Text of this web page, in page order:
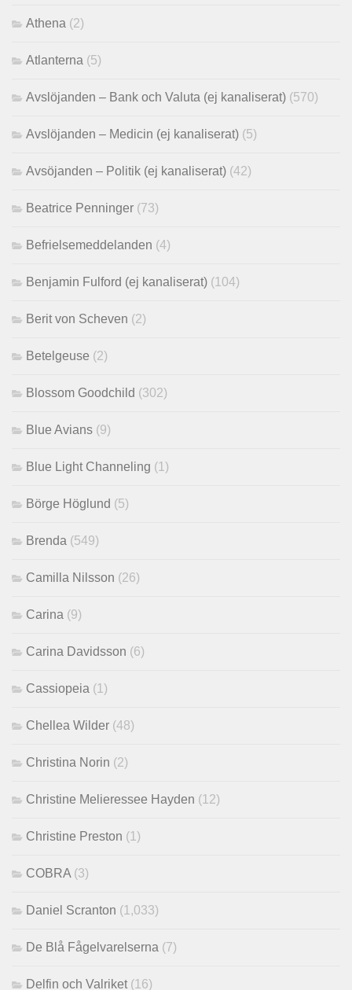
Athena (2)
Atlanterna (5)
Avslöjanden – Bank och Valuta (ej kanaliserat) (570)
Avslöjanden – Medicin (ej kanaliserat) (5)
Avsöjanden – Politik (ej kanaliserat) (42)
Beatrice Penninger (73)
Befrielsemeddelanden (4)
Benjamin Fulford (ej kanaliserat) (104)
Berit von Scheven (2)
Betelgeuse (2)
Blossom Goodchild (302)
Blue Avians (9)
Blue Light Channeling (1)
Börge Höglund (5)
Brenda (549)
Camilla Nilsson (26)
Carina (9)
Carina Davidsson (6)
Cassiopeia (1)
Chellea Wilder (48)
Christina Norin (2)
Christine Melieressee Hayden (12)
Christine Preston (1)
COBRA (3)
Daniel Scranton (1,033)
De Blå Fågelvarelserna (7)
Delfin och Valriket (16)